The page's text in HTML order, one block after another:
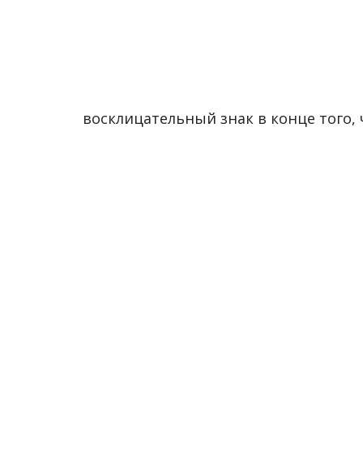
восклицательный знак в конце